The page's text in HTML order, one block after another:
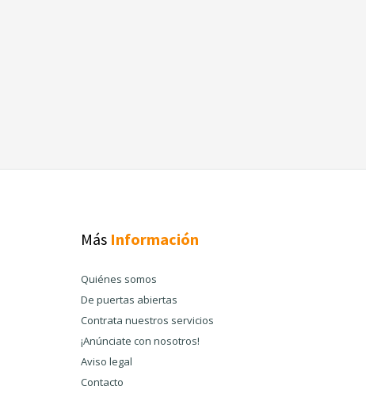
Más Información
Quiénes somos
De puertas abiertas
Contrata nuestros servicios
¡Anúnciate con nosotros!
Aviso legal
Contacto